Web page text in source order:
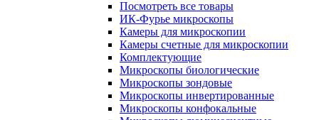
Посмотреть все товары
ИК-Фурье микроскопы
Камеры для микроскопии
Камеры счетные для микроскопии
Комплектующие
Микроскопы биологические
Микроскопы зондовые
Микроскопы инвертированные
Микроскопы конфокальные